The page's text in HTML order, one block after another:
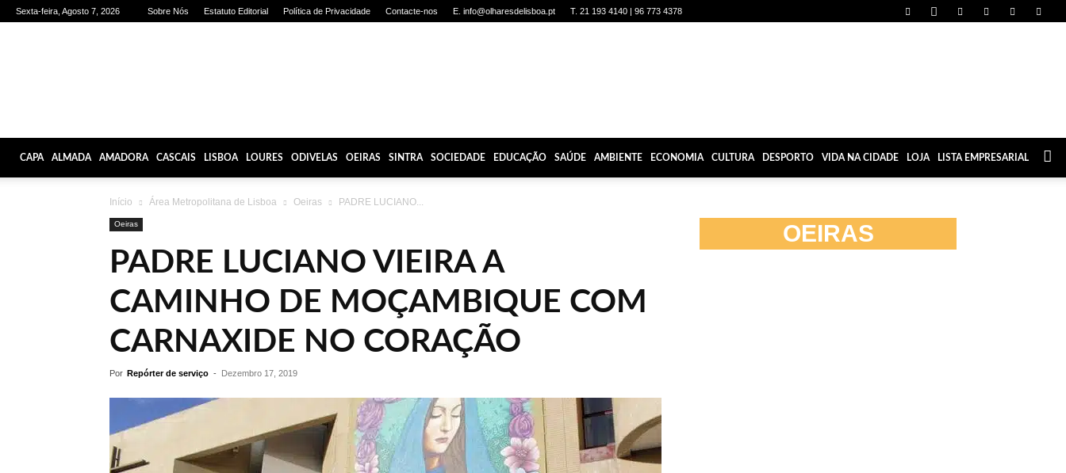
Sexta-feira, Agosto 7, 2026 Sobre Nós Estatuto Editorial Política de Privacidade Contacte-nos E. info@olharesdelisboa.pt T. 21 193 4140 | 96 773 4378
CAPA ALMADA AMADORA CASCAIS LISBOA LOURES ODIVELAS OEIRAS SINTRA SOCIEDADE EDUCAÇÃO SAÚDE AMBIENTE ECONOMIA CULTURA DESPORTO VIDA NA CIDADE LOJA LISTA EMPRESARIAL
Início Área Metropolitana de Lisboa Oeiras PADRE LUCIANO...
Oeiras
PADRE LUCIANO VIEIRA A
CAMINHO DE MOÇAMBIQUE COM
CARNAXIDE NO CORAÇÃO
Por Repórter de serviço - Dezembro 17, 2019
OEIRAS